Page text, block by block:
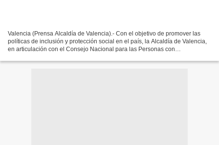
Valencia (Prensa Alcaldía de Valencia).- Con el objetivo de promover las
políticas de inclusión y protección social en el país, la Alcaldía de Valencia,
en articulación con el Consejo Nacional para las Personas con